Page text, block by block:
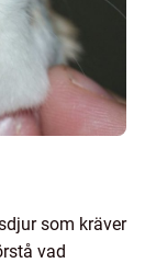
som kräver
vad